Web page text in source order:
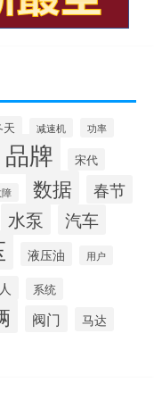
天 减速机 功率
品牌 宋代
数据 春节
水泵 汽车
液压油 用户
系统
阀门 马达